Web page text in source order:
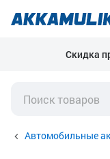
Скидка
Автомобильные